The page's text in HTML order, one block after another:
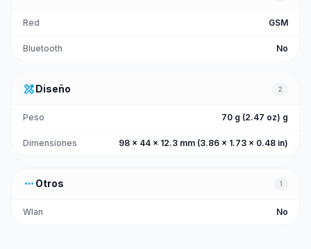
Red GSM
Bluetooth No
design_servicesDiseño 2
Peso 70 g (2.47 oz) g
Dimensiones 98 x 44 x 12.3 mm (3.86 x 1.73 x 0.48 in)
more_horiz Otros 1
Wlan No